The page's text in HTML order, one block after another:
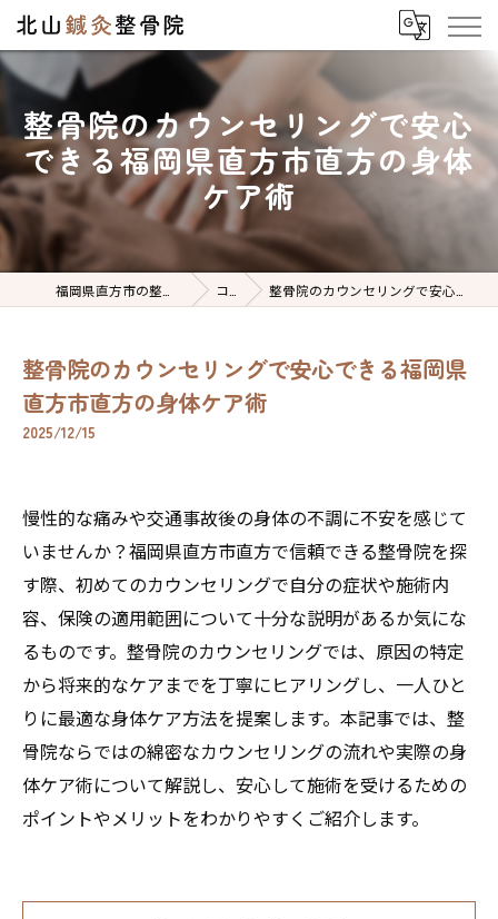
整骨院のカウンセリングで安心
できる福岡県直方市直方の身体
ケア術
コラム 整骨院のカウンセリングで安心できる福岡県直方市直方の身体ケア術
整骨院のカウンセリングで安心できる福岡県
直方市直方の身体ケア術
2025/12/15
慢性的な痛みや交通事故後の身体の不調に不安を感じて
いませんか？福岡県直方市直方で信頼できる整骨院を探
す際、初めてのカウンセリングで自分の症状や施術内
容、保険の適用範囲について十分な説明があるか気にな
るものです。整骨院のカウンセリングでは、原因の特定
から将来的なケアまでを丁寧にヒアリングし、一人ひと
りに最適な身体ケア方法を提案します。本記事では、整
骨院ならではの綿密なカウンセリングの流れや実際の身
体ケア術について解説し、安心して施術を受けるための
ポイントやメリットをわかりやすくご紹介します。